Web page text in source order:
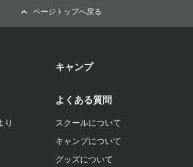
ページトップへ戻る
キャンプ
り
よくある質問
スクールについて
キャンプについて
グッズについて